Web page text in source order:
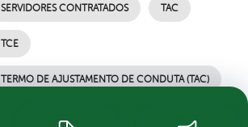
SERVIDORES CONTRATADOS TAC
TCE
TERMO DE AJUSTAMENTO DE CONDUTA (TAC)